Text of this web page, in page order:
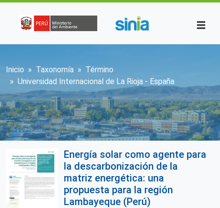
Sobrescribir enlaces de ayuda a la
Inicio Taxonomía
Término
Universidad Internacional de La Rioja - España
Energía solar como agente para
la descarbonización de la
matriz energética: una
propuesta para la región
Lambayeque (Perú)